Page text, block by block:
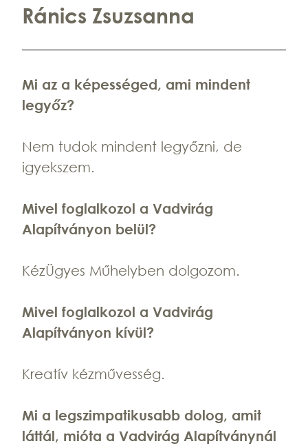
Ránics Zsuzsanna
Mi az a képességed, ami mindent
legyőz?
Nem tudok mindent legyőzni, de
igyekszem.
Mivel foglalkozol a Vadvirág
Alapítványon belül?
KézÜgyes Műhelyben dolgozom.
Mivel foglalkozol a Vadvirág
Alapítványon kívül?
Kreatív kézművesség.
Mi a legszimpatikusabb dolog, amit
láttál, mióta a Vadvirág Alapítványnál